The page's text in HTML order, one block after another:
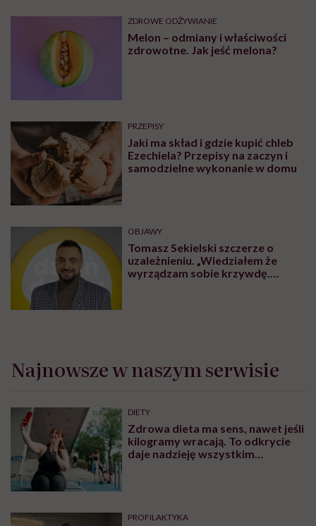
ZDROWE ODŻYWIANIE
Melon – odmiany i właściwości
zdrowotne. Jak jeść melona?
PRZEPISY
Jaki ma skład i gdzie kupić chleb
Ezechiela? Przepisy na zaczyn i
samodzielne wykonanie w domu
OBJAWY
Tomasz Sekielski szczerze o
uzależnieniu. „Wiedziałem że
wyrządzam sobie krzywdę.
Najnowsze w naszym serwisie
DIETY
Zdrowa dieta ma sens, nawet jeśli
kilogramy wracają. To odkrycie
daje nadzieję wszystkim
PROFILAKTYKA